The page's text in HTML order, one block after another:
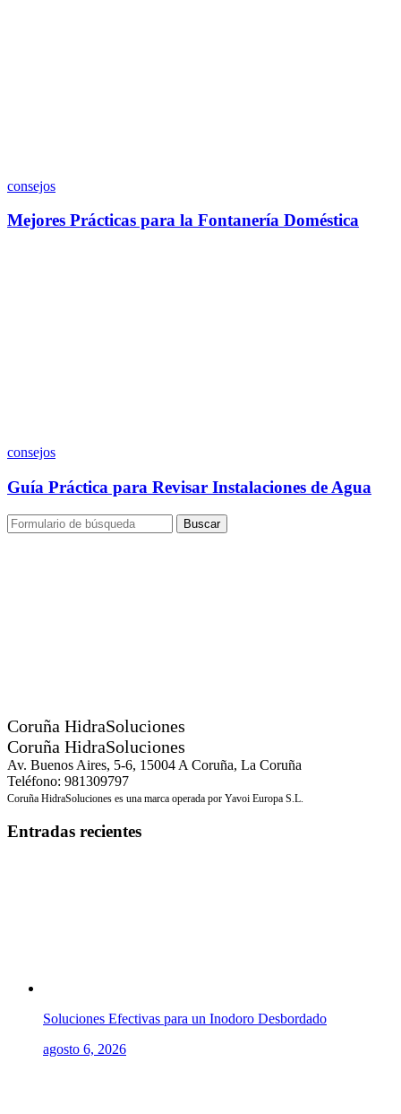
consejos
Mejores Prácticas para la Fontanería Doméstica
consejos
Guía Práctica para Revisar Instalaciones de Agua
Buscar
Coruña HidraSoluciones
Coruña HidraSoluciones
Av. Buenos Aires, 5-6, 15004 A Coruña, La Coruña
Teléfono: 981309797
Coruña HidraSoluciones es una marca operada por Yavoi Europa S.L.
Entradas recientes
Soluciones Efectivas para un Inodoro Desbordado
agosto 6, 2026